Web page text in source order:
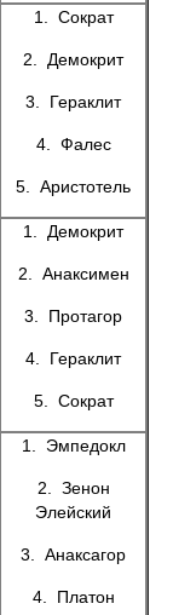
1. Сократ
2. Демокрит
3. Гераклит
4. Фалес
5. Аристотель
1. Демокрит
2. Анаксимен
3. Протагор
4. Гераклит
5. Сократ
1. Эмпедокл
2. Зенон
Элейский
3. Анаксагор
4. Платон